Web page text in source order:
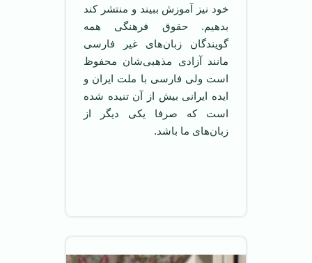
خود نیز آموزش ببیند و منتشر کند
بدهیم. حقوق فرهنگی همه
گویندگان زبان‌های غیر فارسی
مانند آزادی مذهبی‌شان محفوظ
است ولی فارسی با ملت ایران و
ایده ایرانی بیش از آن تنیده شده
است که صرفا یکی دیگر از
زبان‌های ما باشد.